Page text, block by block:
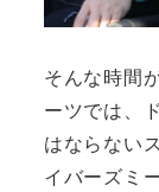
そんな時間
ーツでは、
はならない
イバーズミ